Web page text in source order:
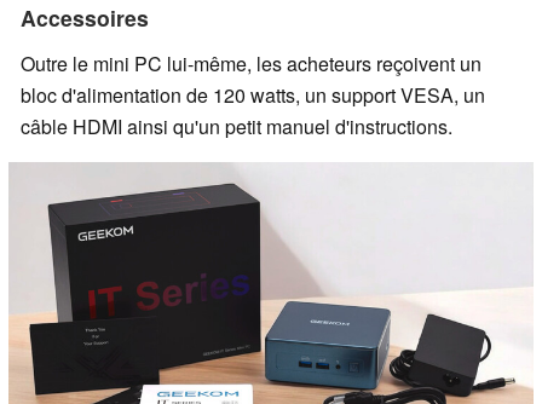
Accessoires
Outre le mini PC lui-même, les acheteurs reçoivent un
bloc d'alimentation de 120 watts, un support VESA, un
câble HDMI ainsi qu'un petit manuel d'instructions.